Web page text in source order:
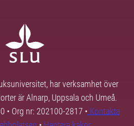
har verksamhet över
är Alnarp, Uppsala och Umeå.
• Org nr: 202100-2817 • Kontakta